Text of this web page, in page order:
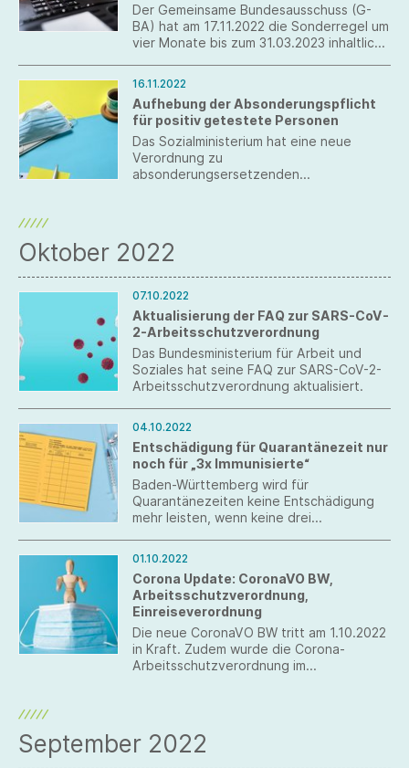
Der Gemeinsame Bundesausschuss (G-
BA) hat am 17.11.2022 die Sonderregel um
vier Monate bis zum 31.03.2023 inhaltlich
16.11.2022
Aufhebung der Absonderungspflicht
für positiv getestete Personen
Das Sozialministerium hat eine neue
Verordnung zu
absonderungsersetzenden
Oktober 2022
07.10.2022
Aktualisierung der FAQ zur SARS-CoV-
2-Arbeitsschutzverordnung
Das Bundesministerium für Arbeit und
Soziales hat seine FAQ zur SARS-CoV-2-
Arbeitsschutzverordnung aktualisiert.
04.10.2022
Entschädigung für Quarantänezeit nur
noch für „3x Immunisierte“
Baden-Württemberg wird für
Quarantänezeiten keine Entschädigung
mehr leisten, wenn keine drei
01.10.2022
Corona Update: CoronaVO BW,
Arbeitsschutzverordnung,
Einreiseverordnung
Die neue CoronaVO BW tritt am 1.10.2022
in Kraft. Zudem wurde die Corona-
Arbeitsschutzverordnung im
September 2022